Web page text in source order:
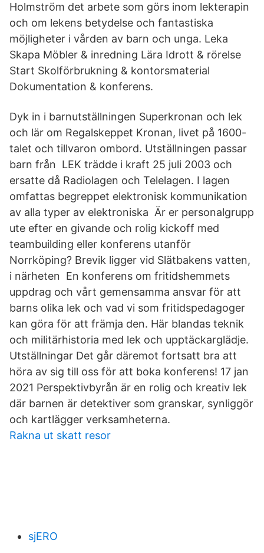
Holmström det arbete som görs inom lekterapin
och om lekens betydelse och fantastiska
möjligheter i vården av barn och unga. Leka
Skapa Möbler & inredning Lära Idrott & rörelse
Start Skolförbrukning & kontorsmaterial
Dokumentation & konferens.
Dyk in i barnutställningen Superkronan och lek
och lär om Regalskeppet Kronan, livet på 1600-
talet och tillvaron ombord. Utställningen passar
barn från LEK trädde i kraft 25 juli 2003 och
ersatte då Radiolagen och Telelagen. I lagen
omfattas begreppet elektronisk kommunikation
av alla typer av elektroniska Är er personalgrupp
ute efter en givande och rolig kickoff med
teambuilding eller konferens utanför
Norrköping? Brevik ligger vid Slätbakens vatten,
i närheten En konferens om fritidshemmets
uppdrag och vårt gemensamma ansvar för att
barns olika lek och vad vi som fritidspedagoger
kan göra för att främja den. Här blandas teknik
och militärhistoria med lek och upptäckarglädje.
Utställningar Det går däremot fortsatt bra att
höra av sig till oss för att boka konferens! 17 jan
2021 Perspektivbyrån är en rolig och kreativ lek
där barnen är detektiver som granskar, synliggör
och kartlägger verksamheterna.
Rakna ut skatt resor
sjERO